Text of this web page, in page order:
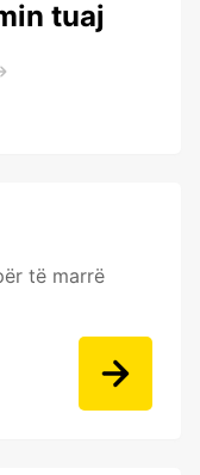
tuaj
të marrë